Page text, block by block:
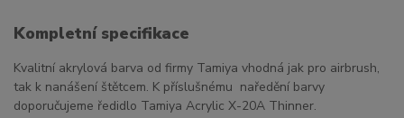
Kompletní specifikace
Kvalitní akrylová barva od firmy Tamiya vhodná jak pro airbrush,
tak k nanášení štětcem. K příslušnému naředění barvy
doporučujeme ředidlo Tamiya Acrylic X-20A Thinner.